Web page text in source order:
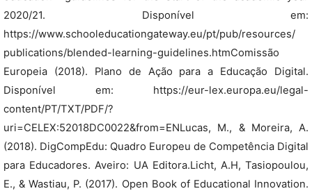
2020/21. Disponível em:
https://www.schooleducationgateway.eu/pt/pub/resources/
publications/blended-learning-guidelines.htmComissão
Europeia (2018). Plano de Ação para a Educação Digital.
Disponível em: https://eur-lex.europa.eu/legal-
content/PT/TXT/PDF/?
uri=CELEX:52018DC0022&from=ENLucas, M., & Moreira, A.
(2018). DigCompEdu: Quadro Europeu de Competência Digital
para Educadores. Aveiro: UA Editora.Licht, A.H, Tasiopoulou,
E., & Wastiau, P. (2017). Open Book of Educational Innovation.